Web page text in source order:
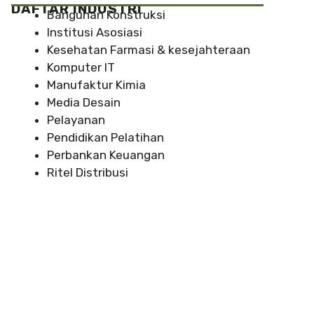
DAFTAR INDUSTRI
Bangunan Konstruksi
Institusi Asosiasi
Kesehatan Farmasi & kesejahteraan
Komputer IT
Manufaktur Kimia
Media Desain
Pelayanan
Pendidikan Pelatihan
Perbankan Keuangan
Ritel Distribusi